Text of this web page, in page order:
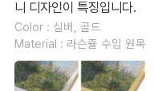
니 디자인이 특징입니다.
Color : 실버, 골드
Material : 라슨쥴 수입 원목